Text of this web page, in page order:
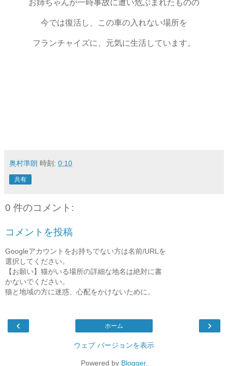
お姉ちゃんが一時事故に遭い危ぶまれたものの
今では復活し、この車の入れない場所を
フランチャイズに、元気に生活しています。
奥村準朗 時刻: 0:10
共有
0 件のコメント:
コメントを投稿
Googleアカウントをお持ちでない方は名前/URLを
選択してください。
【お願い】猫がいる場所の詳細な地名は絶対に書
かないでください。
猫と地域の方に迷惑、心配をかけないために。
‹ ›
ホーム
ウェブ バージョンを表示
Powered by Blogger.